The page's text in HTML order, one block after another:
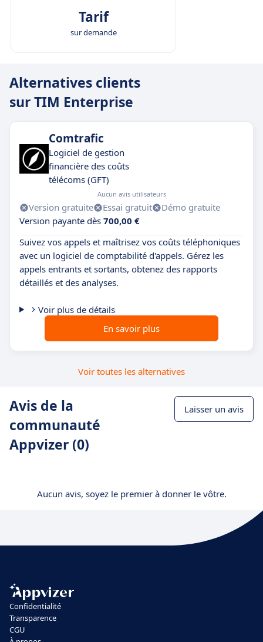
Tarif
sur demande
Alternatives clients
sur TIM Enterprise
Comtrafic
Logiciel de gestion
financière des coûts
télécoms (GFT)
Aucun avis utilisateurs
Version gratuite Essai gratuit
Démo gratuite
Version payante dès 700,00 €
Suivez vos appels et maîtrisez vos coûts téléphoniques
avec un logiciel de comptabilité d'appels. Gérez les
appels entrants et sortants, obtenez des rapports
détaillés et des analyses.
Voir plus de détails
En savoir plus
Voir toutes les alternatives
Avis de la
communauté
Appvizer (0)
Laisser un avis
Aucun avis, soyez le premier à donner le vôtre.
Confidentialité
Transparence
CGU